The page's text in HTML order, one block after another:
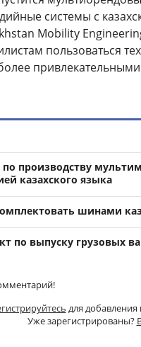
системы с
Mobility
пользоваться
производству
казахского языка
шинами
по выпуску грузовых
для
Уже зарегистрированы?